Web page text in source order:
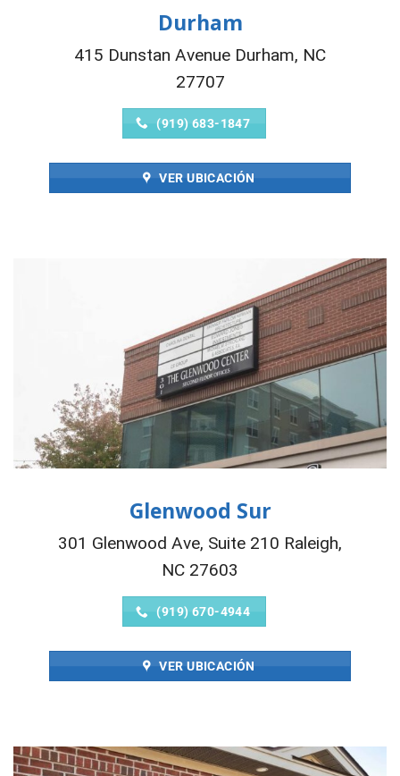
Durham
415 Dunstan Avenue Durham, NC
27707
(919) 683-1847
VER UBICACIÓN
Glenwood Sur
301 Glenwood Ave, Suite 210 Raleigh,
NC 27603
(919) 670-4944
VER UBICACIÓN